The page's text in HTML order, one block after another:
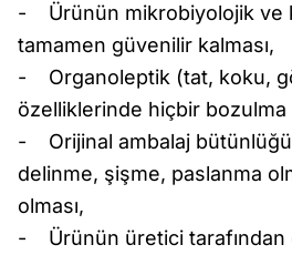
- Ürünün mikrobiyolojik ve
tamamen güvenilir kalması,
- Organoleptik (tat, koku,
özelliklerinde hiçbir bozulma
- Orijinal ambalaj
delinme, şişme, paslanma
olması,
- Ürünün üretici tarafından